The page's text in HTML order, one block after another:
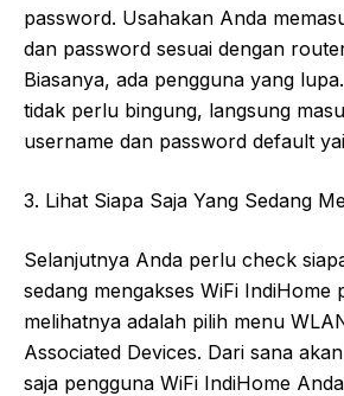
password. Usahakan Anda
dan password sesuai dengan
Biasanya, ada pengguna yang
tidak perlu bingung, langsung
username dan password default
3. Lihat Siapa Saja Yang Sedang
Selanjutnya Anda perlu check
sedang mengakses WiFi IndiHome
melihatnya adalah pilih menu
Associated Devices. Dari sana
saja pengguna WiFi IndiHome